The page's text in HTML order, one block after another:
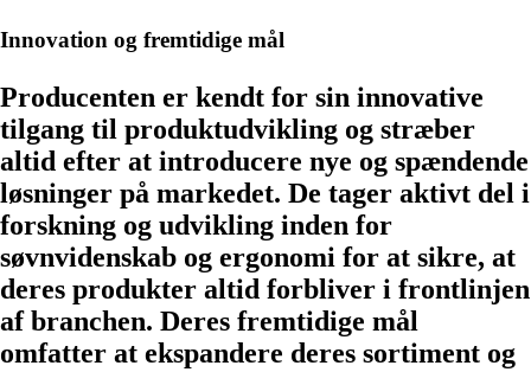
Innovation og fremtidige mål
Producenten er kendt for sin innovative
tilgang til produktudvikling og stræber
altid efter at introducere nye og spændende
løsninger på markedet. De tager aktivt del i
forskning og udvikling inden for
søvnvidenskab og ergonomi for at sikre, at
deres produkter altid forbliver i frontlinjen
af ​​branchen. Deres fremtidige mål
omfatter at ekspandere deres sortiment og